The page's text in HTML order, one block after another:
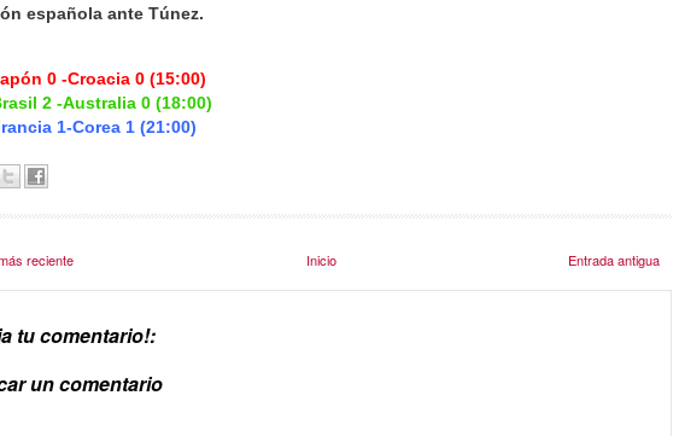
española ante Túnez.
0 -Croacia 0 (15:00)
2 -Australia 0 (18:00)
1-Corea 1 (21:00)
reciente Entrada antigua
Inicio
tu comentario!:
un comentario